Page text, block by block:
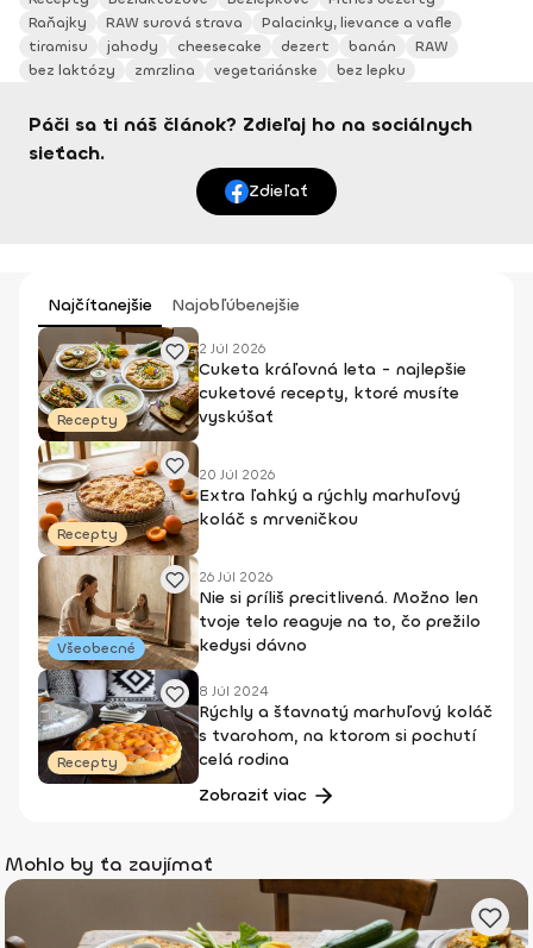
Raňajky
RAW surová strava
Palacinky, lievance a vafle
tiramisu
jahody cheesecake dezert banán
RAW
bez laktózy
zmrzlina vegetariánske bez lepku
Páči sa ti náš článok? Zdieľaj ho na sociálnych
sieťach.
Zdieľať
Najčítanejšie Najobľúbenejšie
Recepty
2 Júl 2026
Cuketa kráľovná leta - najlepšie
cuketové recepty, ktoré musíte
vyskúšať
Recepty
20 Júl 2026
Extra ľahký a rýchly marhuľový
koláč s mrveničkou
Všeobecné
26 Júl 2026
Nie si príliš precitlivená. Možno len
tvoje telo reaguje na to, čo prežilo
kedysi dávno
Recepty
8 Júl 2024
Rýchly a šťavnatý marhuľový koláč
s tvarohom, na ktorom si pochutí
celá rodina
Zobraziť viac
Mohlo by ťa zaujímať